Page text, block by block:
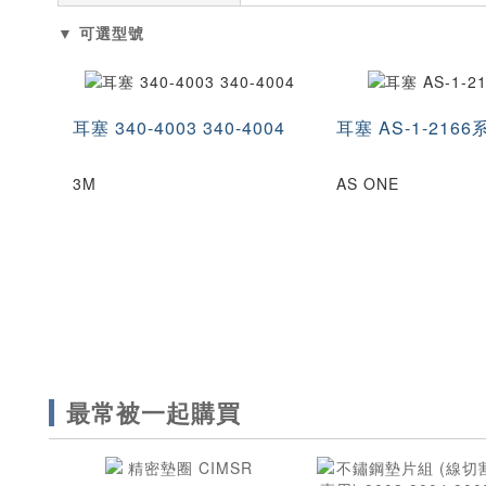
▼ 可選型號
耳塞 340-4003 340-4004
3M
耳塞 AS-1-2166
AS ONE
最常被一起購買